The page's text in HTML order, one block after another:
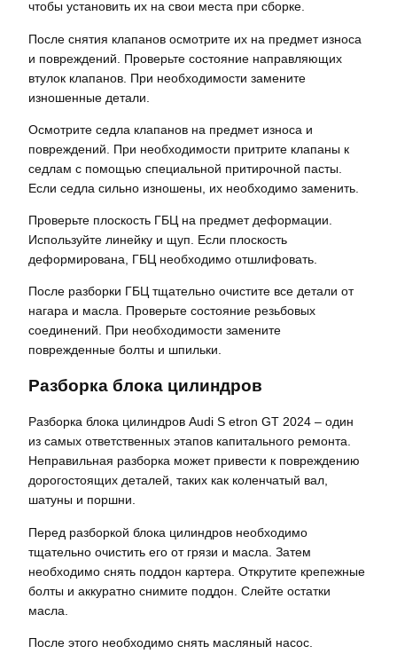
чтобы установить их на свои места при сборке.
После снятия клапанов осмотрите их на предмет износа
и повреждений. Проверьте состояние направляющих
втулок клапанов. При необходимости замените
изношенные детали.
Осмотрите седла клапанов на предмет износа и
повреждений. При необходимости притрите клапаны к
седлам с помощью специальной притирочной пасты.
Если седла сильно изношены, их необходимо заменить.
Проверьте плоскость ГБЦ на предмет деформации.
Используйте линейку и щуп. Если плоскость
деформирована, ГБЦ необходимо отшлифовать.
После разборки ГБЦ тщательно очистите все детали от
нагара и масла. Проверьте состояние резьбовых
соединений. При необходимости замените
поврежденные болты и шпильки.
Разборка блока цилиндров
Разборка блока цилиндров Audi S etron GT 2024 – один
из самых ответственных этапов капитального ремонта.
Неправильная разборка может привести к повреждению
дорогостоящих деталей, таких как коленчатый вал,
шатуны и поршни.
Перед разборкой блока цилиндров необходимо
тщательно очистить его от грязи и масла. Затем
необходимо снять поддон картера. Открутите крепежные
болты и аккуратно снимите поддон. Слейте остатки
масла.
После этого необходимо снять масляный насос.